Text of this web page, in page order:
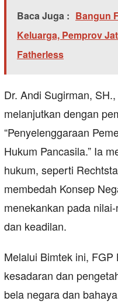
Baca Juga : Bangun
Keluarga, Pemprov
Fatherless
Dr. Andi Sugirman,
melanjutkan dengan
“Penyelenggaraan
Hukum Pancasila.” Ia
hukum, seperti
membedah Konsep
menekankan pada
dan keadilan.
Melalui Bimtek ini,
kesadaran dan
bela negara dan